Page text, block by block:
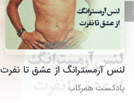
لنس آرمسترانگ از عشق تا نفرت
پادکست همرکاب